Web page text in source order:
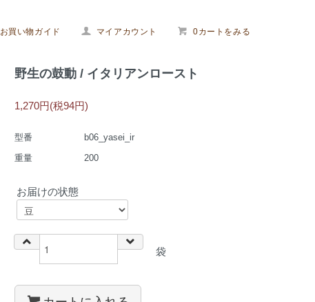
お買い物ガイド マイアカウント 0カートをみる
野生の鼓動 / イタリアンロースト
1,270円(税94円)
型番
b06_yasei_ir
重量
200
お届けの状態
袋